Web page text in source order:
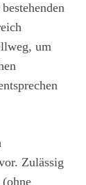
um
Zulässig
(ohne